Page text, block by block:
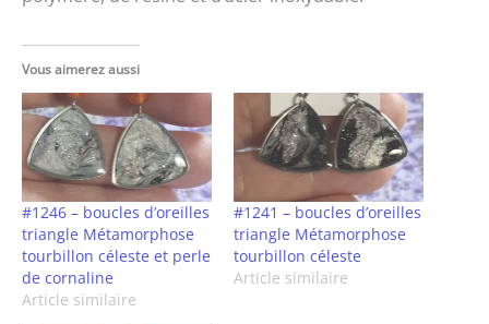
Vous aimerez aussi
#1246 – boucles d’oreilles
triangle Métamorphose
tourbillon céleste et perle
de cornaline
Article similaire
#1241 – boucles d’oreilles
triangle Métamorphose
tourbillon céleste
Article similaire